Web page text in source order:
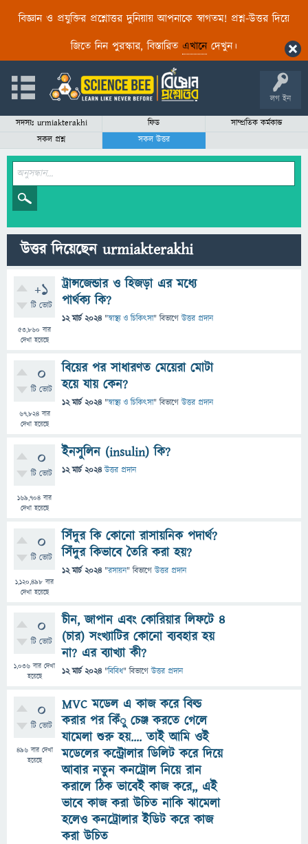
বিজ্ঞান ও প্রযুক্তির প্রশ্নোত্তর দুনিয়ায় আপনাকে স্বাগতম! প্রশ্ন-উত্তর দিয়ে
জিতে নিন পুরস্কার, বিস্তারিত এখানেদেখুন।
লগ ইন
সদস্যঃ urmiakterakhi ফিড
সাম্প্রতিক কর্মকান্ড
সকল প্রশ্ন
সকল উত্তর
উত্তর দিয়েছেন urmiakterakhi
+1
টি ভোট
53,860 বার
দেখা হয়েছে
ট্রান্সজেন্ডার ও হিজড়া এর মধ্যে
পার্থক্য কি?
12 মার্চ 2024 "স্বাস্থ্য ও চিকিৎসা" বিভাগে উত্তর প্রদান
0
টি ভোট
67,824বার
দেখা হয়েছে
বিয়ের পর সাধারণত মেয়েরা মোটা
হয়ে যায় কেন?
12 মার্চ 2024 "স্বাস্থ্য ও চিকিৎসা" বিভাগে উত্তর প্রদান
0
টি ভোট
169,704 বার
দেখা হয়েছে
ইনসুলিন (insulin) কি?
12 মার্চ 2024 উত্তর প্রদান
0
টি ভোট
1,120,498 বার
দেখা হয়েছে
সিঁদুর কি কোনো রাসায়নিক পদার্থ?
সিঁদুর কিভাবে তৈরি করা হয়?
12 মার্চ 2024 "রসায়ন" বিভাগে উত্তর প্রদান
0
টি ভোট
1,036 বার দেখা
হয়েছে
চীন, জাপান এবং কোরিয়ার লিফটে ৪
(চার) সংখ্যাটির কোনো ব্যবহার হয়
না? এর ব্যাখ্যা কী?
12 মার্চ 2024 "বিবিধ" বিভাগে উত্তর প্রদান
0
টি ভোট
496বার দেখা
হয়েছে
MVC মডেল এ কাজ করে বিল্ড
করার পর কিঁু চেঞ্জ করতে গেলে
যামেলা শুরু হয়.... তাই আমি ওই
মডেলের কন্ট্রোলার ডিলিট করে দিয়ে
আবার নতুন কনট্রোল নিয়ে রান
করালে ঠিক ভাবেই কাজ করে,, এই
ভাবে কাজ করা উচিত নাকি ঝামেলা
হলেও কনট্রোলার ইডিট করে কাজ
করা উচিত